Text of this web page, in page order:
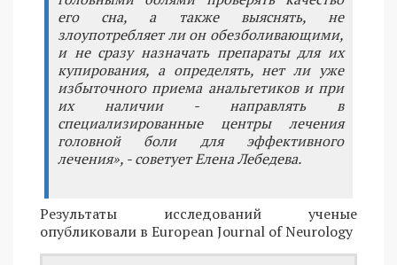
его сна, а также выяснять, не
злоупотребляет ли он обезболивающими,
и не сразу назначать препараты для их
купирования, а определять, нет ли уже
избыточного приема анальгетиков и при
их наличии - направлять в
специализированные центры лечения
головной боли для эффективного
лечения», - советует Елена Лебедева.
Результаты исследований ученые
опубликовали в European Journal of Neurology